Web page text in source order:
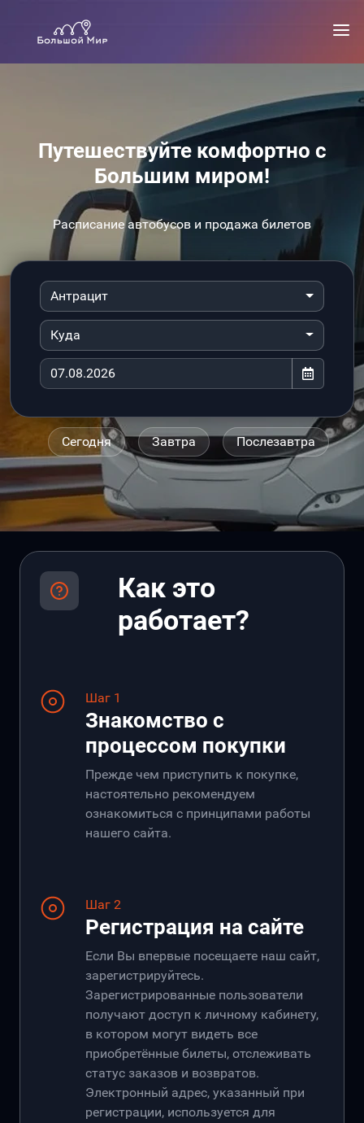
Путешествуйте комфортно с
Большим миром!
Расписание автобусов и продажа билетов
Антрацит
Куда
Сегодня Завтра Послезавтра
Как это
работает?
Шаг 1
Знакомство с
процессом покупки
Прежде чем приступить к покупке,
настоятельно рекомендуем
ознакомиться с принципами работы
нашего сайта.
Шаг 2
Регистрация на сайте
Если Вы впервые посещаете наш сайт,
зарегистрируйтесь.
Зарегистрированные пользователи
получают доступ к личному кабинету,
в котором могут видеть все
приобретённые билеты, отслеживать
статус заказов и возвратов.
Электронный адрес, указанный при
регистрации, используется для